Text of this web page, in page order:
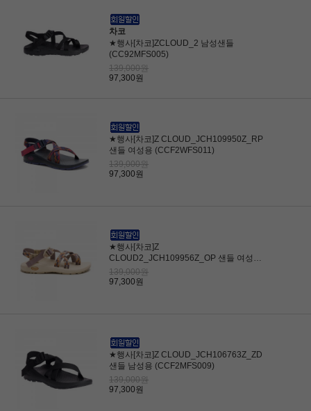
차코
★행사[차코]ZCLOUD_2 남성샌들
(CC92MFS005)
139,000원
97,300원
★행사[차코]Z CLOUD_JCH109950Z_RP
샌들 여성용 (CCF2WFS011)
139,000원
97,300원
★행사[차코]Z
CLOUD2_JCH109956Z_OP 샌들 여성용
(CCF2WFS012)
139,000원
97,300원
★행사[차코]Z CLOUD_JCH106763Z_ZD
샌들 남성용 (CCF2MFS009)
139,000원
97,300원